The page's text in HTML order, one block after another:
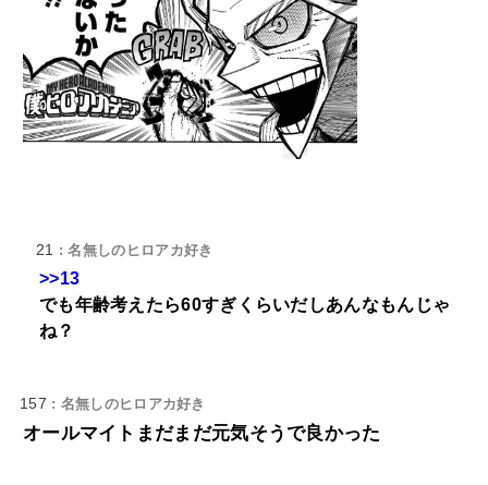
21 : 名無しのヒロアカ好き
>>13
でも年齢考えたら60すぎくらいだしあんなもんじゃ
ね？
157 : 名無しのヒロアカ好き
オールマイトまだまだ元気そうで良かった